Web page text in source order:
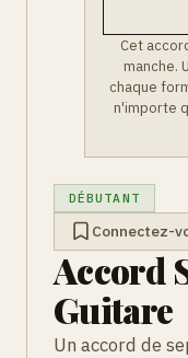
Cet
manche.
chaque
n'importe
DÉBUTANT
Connectez-
Accord
Guitare
Un accord de